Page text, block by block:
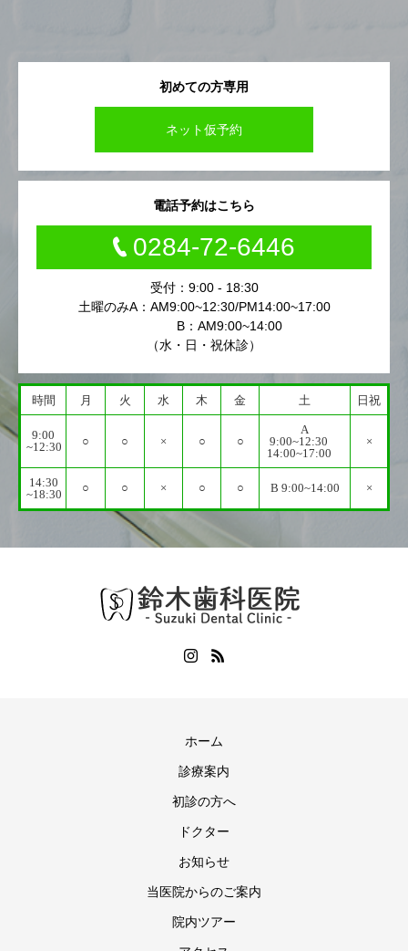
初めての方専用
ネット仮予約
電話予約はこちら
0284-72-6446
受付：9:00 - 18:30
土曜のみA：AM9:00~12:30/PM14:00~17:00
B：AM9:00~14:00
（水・日・祝休診）
時間 月 火 水 木 金 土 日祝
9:00
~12:30
○ ○ × ○ ○
A
9:00~12:30
14:00~17:00
×
14:30
~18:30
○ ○ × ○ ○ B 9:00~14:00 ×
ホーム
診療案内
初診の方へ
ドクター
お知らせ
当医院からのご案内
院内ツアー